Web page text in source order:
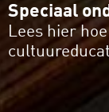
Speciaal
Lees hier